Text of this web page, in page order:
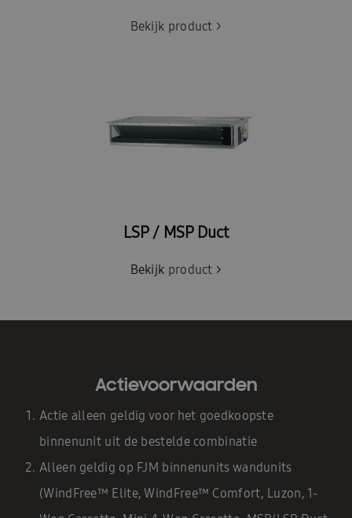
Bekijk product >
LSP / MSP Duct
Bekijk product >
Actievoorwaarden
Actie alleen geldig voor het goedkoopste
binnenunit uit de bestelde combinatie
Alleen geldig op FJM binnenunits wandunits
(WindFree™ Elite, WindFree™ Comfort, Luzon, 1-